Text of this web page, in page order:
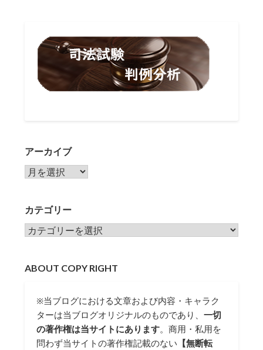
アーカイブ
アーカイブ
カテゴリー
カテゴリー
ABOUT COPY RIGHT
※当ブログにおける文章および内容・キャラク
ターは当ブログオリジナルのものであり、一切
の著作権は当サイトにあります。商用・私用を
問わず当サイトの著作権記載のない 【無断転